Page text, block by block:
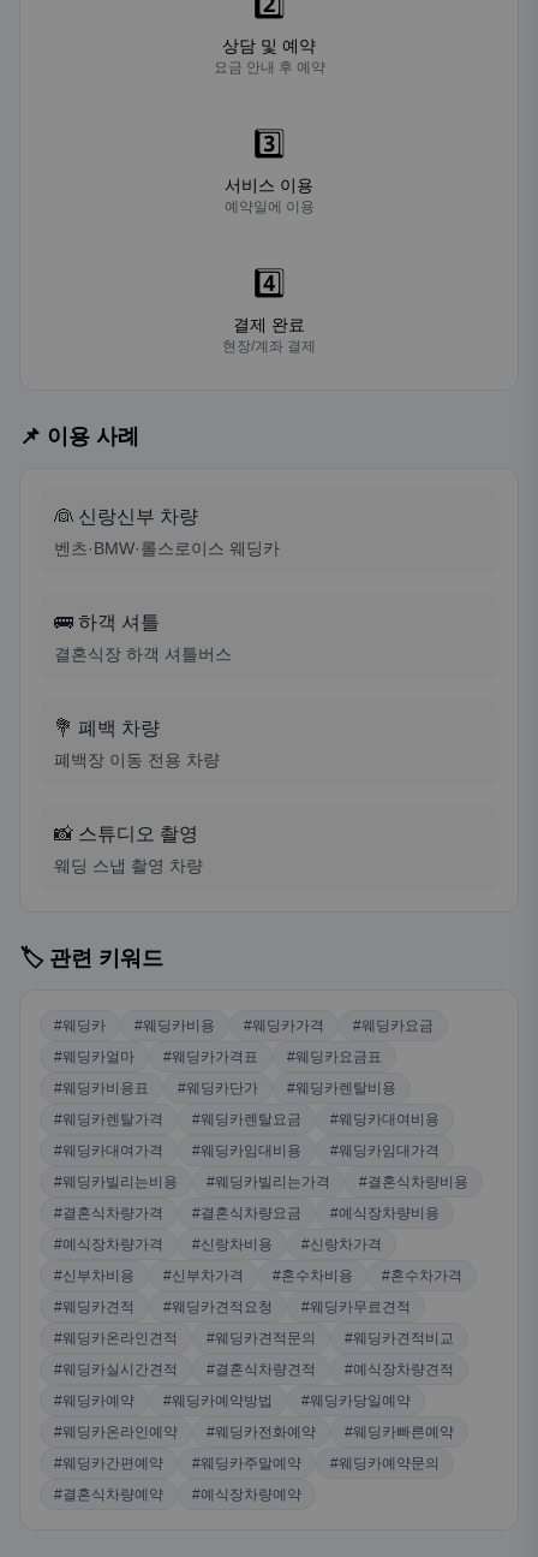
상담 및 예약
요금 안내 후 예약
3️⃣
서비스 이용
예약일에 이용
4️⃣
결제 완료
현장/계좌 결제
📌 이용 사례
👰 신랑신부 차량
벤츠·BMW·롤스로이스 웨딩카
🚌 하객 셔틀
결혼식장 하객 셔틀버스
💐 폐백 차량
폐백장 이동 전용 차량
📸 스튜디오 촬영
웨딩 스냅 촬영 차량
🏷️ 관련 키워드
#웨딩카 #웨딩카비용 #웨딩카가격
#웨딩카요금
#웨딩카얼마
#웨딩카가격표
#웨딩카요금표
#웨딩카비용표
#웨딩카단가
#웨딩카렌탈비용
#웨딩카렌탈가격
#웨딩카렌탈요금
#웨딩카대여비용
#웨딩카대여가격
#웨딩카임대비용
#웨딩카임대가격
#웨딩카빌리는비용
#웨딩카빌리는가격
#결혼식차량비용
#결혼식차량가격
#결혼식차량요금
#예식장차량비용
#예식장차량가격
#신랑차비용
#신랑차가격
#신부차비용
#신부차가격 #혼수차비용
#혼수차가격
#웨딩카견적
#웨딩카견적요청
#웨딩카무료견적
#웨딩카온라인견적
#웨딩카견적문의
#웨딩카견적비교
#웨딩카실시간견적
#결혼식차량견적
#예식장차량견적
#웨딩카예약
#웨딩카예약방법
#웨딩카당일예약
#웨딩카온라인예약
#웨딩카전화예약
#웨딩카빠른예약
#웨딩카간편예약
#웨딩카주말예약
#웨딩카예약문의
#결혼식차량예약
#예식장차량예약